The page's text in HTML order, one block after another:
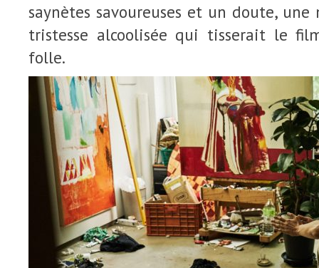
saynètes savoureuses et un doute, une
tristesse alcoolisée qui tisserait le
folle.